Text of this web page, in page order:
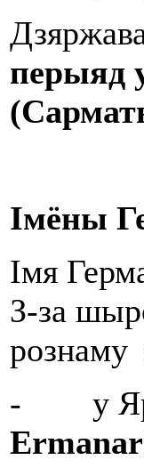
перыяд
Імёны
Імя
З-за
рознаму
- у